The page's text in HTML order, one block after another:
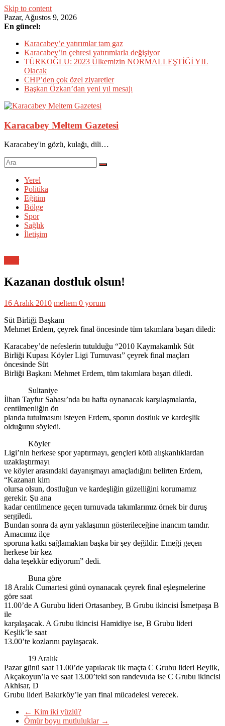
Skip to content
Pazar, Ağustos 9, 2026
En güncel:
Karacabey’e yatırımlar tam gaz
Karacabey’in çehresi yatırımlarla değişiyor
TÜRKOĞLU: 2023 Ülkemizin NORMALLEŞTİĞİ YIL
Olacak
CHP’den çok özel ziyaretler
Başkan Özkan’dan yeni yıl mesajı
Karacabey Meltem Gazetesi
Karacabey'in gözü, kulağı, dili…
Yerel
Politika
Eğitim
Bölge
Spor
Sağlık
İletişim
Kazanan dostluk olsun!
16 Aralık 2010 meltem 0 yorum
Süt Birliği Başkanı
Mehmet Erdem, çeyrek final öncesinde tüm takımlara başarı diledi:
Karacabey’de nefeslerin tutulduğu “2010 Kaymakamlık Süt
Birliği Kupası Köyler Ligi Turnuvası” çeyrek final maçları
öncesinde Süt
Birliği Başkanı Mehmet Erdem, tüm takımlara başarı diledi.
Sultaniye
İlhan Tayfur Sahası’nda bu hafta oynanacak karşılaşmalarda,
centilmenliğin ön
planda tutulmasını isteyen Erdem, sporun dostluk ve kardeşlik
olduğunu söyledi.
Köyler
Ligi’nin herkese spor yaptırmayı, gençleri kötü alışkanlıklardan
uzaklaştırmayı
ve köyler arasındaki dayanışmayı amaçladığını belirten Erdem,
“Kazanan kim
olursa olsun, dostluğun ve kardeşliğin güzelliğini korumamız
gerekir. Şu ana
kadar centilmence geçen turnuvada takımlarımız örnek bir duruş
sergiledi.
Bundan sonra da aynı yaklaşımın gösterileceğine inancım tamdır.
Amacımız ilçe
sporuna katkı sağlamaktan başka bir şey değildir. Emeği geçen
herkese bir kez
daha teşekkür ediyorum” dedi.
Buna göre
18 Aralık Cumartesi günü oynanacak çeyrek final eşleşmelerine
göre saat
11.00’de A Gurubu lideri Ortasarıbey, B Grubu ikincisi İsmetpaşa B
ile
karşılaşacak. A Grubu ikincisi Hamidiye ise, B Grubu lideri
Keşlik’le saat
13.00’te kozlarını paylaşacak.
19 Aralık
Pazar günü saat 11.00’de yapılacak ilk maçta C Grubu lideri Beylik,
Akçakoyun’la ve saat 13.00’teki son randevuda ise C Grubu ikincisi
Akhisar, D
Grubu lideri Bakırköy’le yarı final mücadelesi verecek.
← Kim iki yüzlü?
Ömür boyu mutluluklar →